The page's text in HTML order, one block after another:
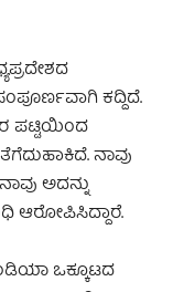
ಕದ್ದಿದೆ.
ಪಟ್ಟಿಯಿಂದ
ನಾವು
ಅದನ್ನು
ಆರೋಪಿಸಿದ್ದಾರೆ.
ಒಕ್ಕೂಟದ